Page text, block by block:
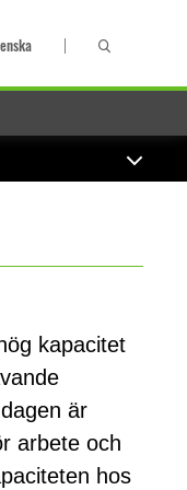
kapacitet
är
arbete och
hos